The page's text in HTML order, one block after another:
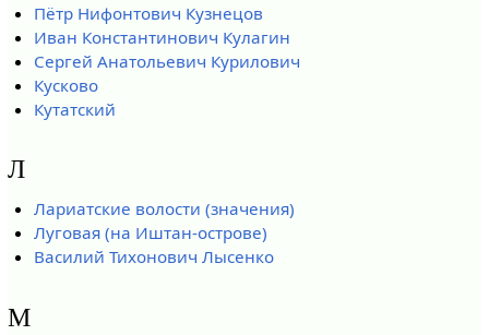
Пётр Нифонтович Кузнецов
Иван Константинович Кулагин
Сергей Анатольевич Курилович
Кусково
Кутатский
Л
Лариатские волости (значения)
Луговая (на Иштан-острове)
Василий Тихонович Лысенко
М